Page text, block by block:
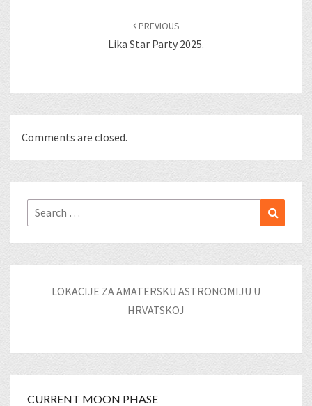
PREVIOUS
Lika Star Party 2025.
Comments are closed.
Search
for:
LOKACIJE ZA AMATERSKU ASTRONOMIJU U
HRVATSKOJ
CURRENT MOON PHASE